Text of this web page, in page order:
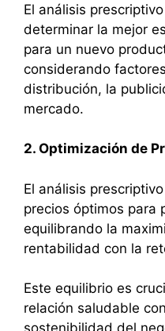
El análisis
determinar la mejor
para un nuevo
considerando
distribución, la
mercado.
2. Optimización de
El análisis
precios óptimos para
equilibrando la
rentabilidad con la
Este equilibrio es
relación saludable